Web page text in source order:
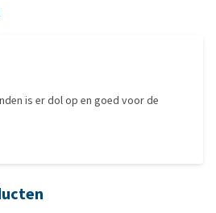
is er dol op en goed voor de